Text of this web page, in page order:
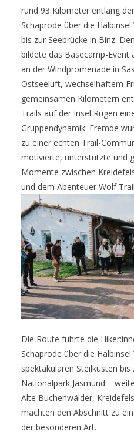
rund 93 Kilometer entlang
Schaprode über die
bis zur Seebrücke in Binz.
bildete das Basecamp-Event
an der Windpromenade in
Ostseeluft, wechselhaftem
gemeinsamen Kilometern
Trails auf der Insel Rügen
Gruppendynamik: Fremde
zu einer echten Trail-
motivierte, unterstützte und
Momente zwischen
und dem Abenteuer Wolf
Die Route führte die
Schaprode über die
spektakulären Steilküsten
Nationalpark Jasmund –
Alte Buchenwälder,
machten den Abschnitt zu
der besonderen Art.